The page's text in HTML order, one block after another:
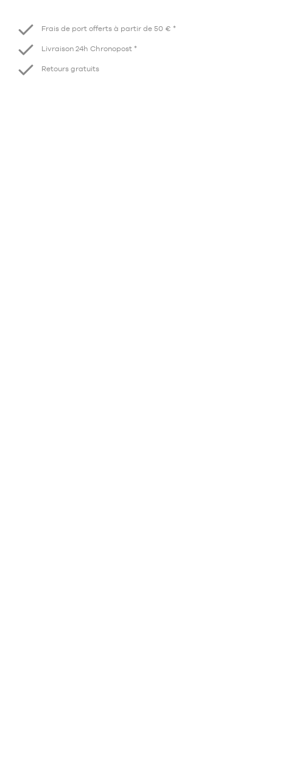
Frais de port offerts à partir de 50 € *
Livraison 24h Chronopost *
Retours gratuits